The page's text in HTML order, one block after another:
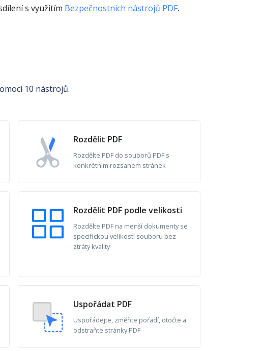
s využitím Bezpečnostních nástrojů PDF.
10 nástrojů.
Rozdělit PDF
Rozdělte PDF do souborů PDF s
konkrétním rozsahem stránek
Rozdělit PDF podle velikosti
Rozdělte PDF na menší dokumenty se
specifickou velikostí souboru bez
ztráty kvality
Uspořádat PDF
Uspořádejte, změňte pořadí, otočte a
odstraňte stránky PDF